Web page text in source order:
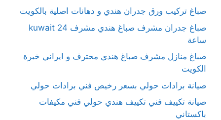
صباغ تركيب ورق جدران هندي و دهانات اصلية بالكويت
صباغ جدران مشرف صباغ هندي مشرف kuwait 24
ساعة
صباغ منازل مشرف صباغ هندي محترف و ايراني خبرة
الكويت
صيانة برادات حولي بسعر رخيص فني برادات حولي
صيانة تكييف فني تكييف هندي حولي فني مكيفات
باكستاني